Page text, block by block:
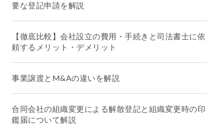
要な登記申請を解説
【徹底比較】会社設立の費用・手続きと司法書士に依
頼するメリット・デメリット
事業譲渡とM&Aの違いを解説
合同会社の組織変更による解散登記と組織変更時の印
鑑届について解説